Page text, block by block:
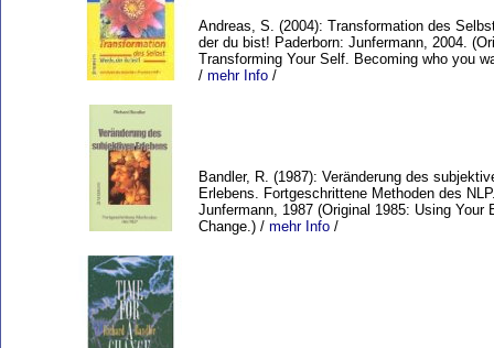
Andreas, S. (2004): Transformation des
der du bist! Paderborn: Junfermann, 2004.
Transforming Your Self. Becoming who you
/ mehr Info /
Bandler, R. (1987): Veränderung des
Erlebens. Fortgeschrittene Methoden des
Junfermann, 1987 (Original 1985: Using Your
Change.) / mehr Info /